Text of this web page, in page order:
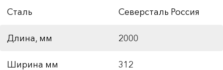
Сталь Северсталь Россия
Длина, мм 2000
Ширина мм 312